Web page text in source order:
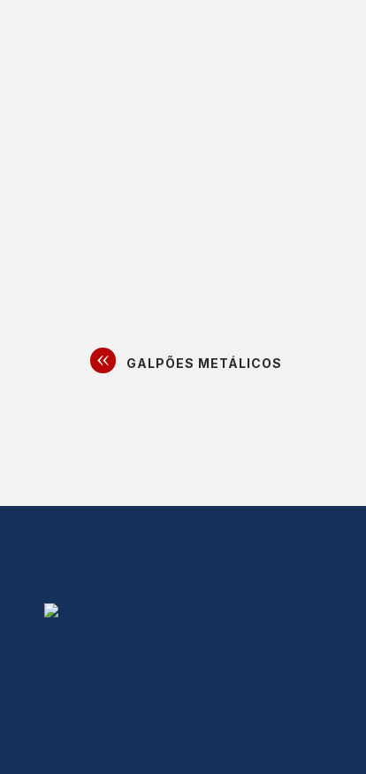
GALPÕES METÁLICOS